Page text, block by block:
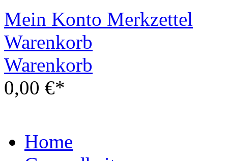
Mein Konto Merkzettel
Warenkorb
Warenkorb
0,00 €*
Home